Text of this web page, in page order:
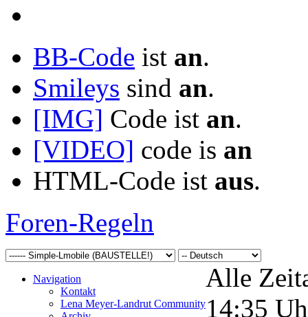
BB-Code ist an.
Smileys sind an.
[IMG] Code ist an.
[VIDEO] code is an
HTML-Code ist aus.
Foren-Regeln
Navigation
Kontakt
Lena Meyer-Landrut Community
Alle
14:35